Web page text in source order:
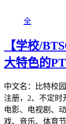
全
【学校/
大特色的
中文名：比特校
注册，2、不定时
电影、电视剧、
戏、音乐、体育